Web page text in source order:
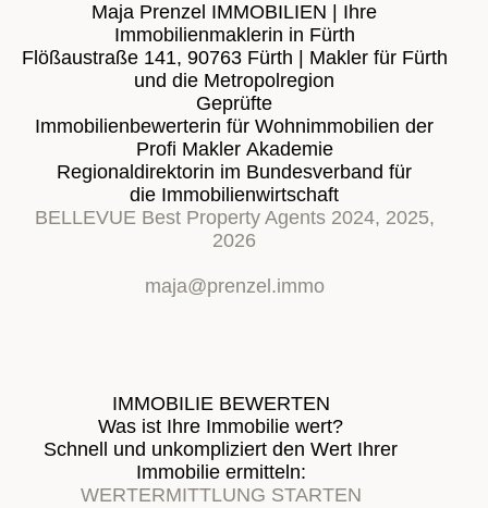
Maja Prenzel IMMOBILIEN | Ihre
Immobilienmaklerin in Fürth
Flößaustraße 141, 90763 Fürth | Makler für Fürth
und die Metropolregion
Geprüfte
Immobilienbewerterin für Wohnimmobilien der
Profi Makler Akademie
Regionaldirektorin im Bundesverband für
die Immobilienwirtschaft
BELLEVUE Best Property Agents 2024, 2025,
2026
maja@prenzel.immo
IMMOBILIE BEWERTEN
Was ist Ihre Immobilie wert?
Schnell und unkompliziert den Wert Ihrer
Immobilie ermitteln:
WERTERMITTLUNG STARTEN